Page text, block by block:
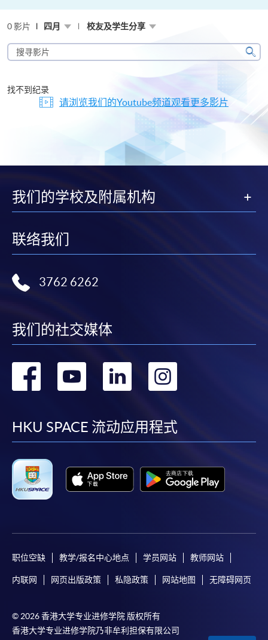
0 影片 四月 校友及学生分享
搜
寻
片
搜
找不到纪录
请浏览我们的Youtube频道观看更多影片
我们的学校及附属机构
联络我们
3762 6262
我们的社交媒体
转
facebook
转
youtube
转
linkedin
转
HKU SPACE 流动应用程式
职位空缺 教学/报名中心地点 学员网站 教师网站
内联网 网页出版政策 私隐政策 网站地图 无障碍网页
© 2026 香港大学专业进修学院 版权所有
香港大学专业进修学院乃非牟利担保有限公司